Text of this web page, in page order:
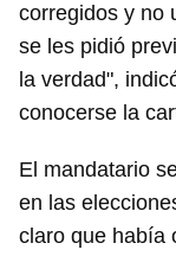
corregidos y no
se les pidió
la verdad",
conocerse la
El mandatario
en las
claro que había